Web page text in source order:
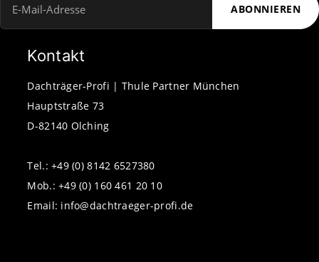
ABONNIEREN
Kontakt
Dachträger-Profi | Thule Partner München
Hauptstraße 73
D-82140 Olching
Tel.: +49 (0) 8142 6527380
Mob.: +49 (0) 160 461 20 10
Email: info@dachtraeger-profi.de